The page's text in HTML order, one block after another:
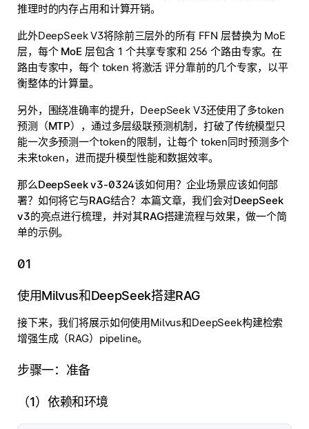
推理时的内存占用和计算开销。
此外DeepSeek V3将除前三层外的所有 FFN 层替换为 MoE
层，每个 MoE层包含 1 个共享专家和 256 个路由专家。在
路由专家中，每个 token 将激活 评分靠前的几个专家，以平
衡整体的计算量。
另外，围绕准确率的提升，DeepSeek V3还使用了多token
预测（MTP），通过多层级联预测机制，打破了传统模型只
能一次多预测一个token的限制，让每个 token同时预测多个
未来token，进而提升模型性能和数据效率。
那么DeepSeek v3-0324该如何用？企业场景应该如何部
署？如何将它与RAG结合？本篇文章，我们会对DeepSeek
v3的亮点进行梳理，并对其RAG搭建流程与效果，做一个简
单的示例。
01
使用Milvus和DeepSeek搭建RAG
接下来，我们将展示如何使用Milvus和DeepSeek构建检索
增强生成（RAG）pipeline。
步骤一：准备
（1）依赖和环境